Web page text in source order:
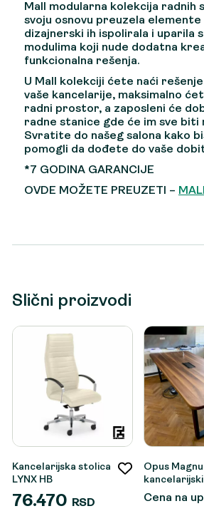
Mall modularna kolekcija radnih
svoju osnovu preuzela
dizajnerski ih ispolirala i uparila
modulima koji nude dodatna
funkcionalna rešenja.
U Mall kolekciji ćete naći
vaše kancelarije, maksimalno
radni prostor, a zaposleni će
radne stanice gde će im sve biti
Svratite do našeg salona kako
pomogli da dođete do vaše
*7 GODINA GARANCIJE
OVDE MOŽETE PREUZETI –
Slični proizvodi
Kancelarijska stolica
LYNX HB
76.470 RSD
Opus
Cena na